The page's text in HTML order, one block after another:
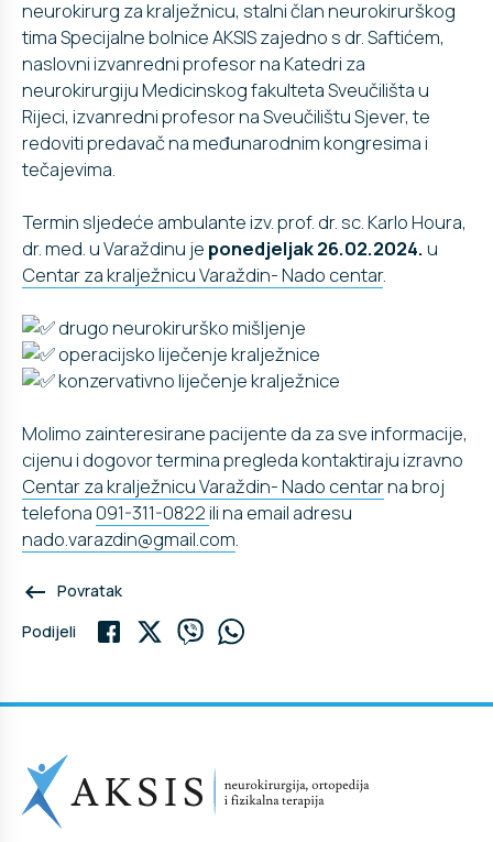
neurokirurg za kralježnicu, stalni član neurokirurškog
tima Specijalne bolnice AKSIS zajedno s dr. Saftićem,
naslovni izvanredni profesor na Katedri za
neurokirurgiju Medicinskog fakulteta Sveučilišta u
Rijeci, izvanredni profesor na Sveučilištu Sjever, te
redoviti predavač na međunarodnim kongresima i
tečajevima.
Termin sljedeće ambulante izv. prof. dr. sc. Karlo Houra,
dr. med. u Varaždinu je ponedjeljak 26.02.2024. u
Centar za kralježnicu Varaždin- Nado centar.
drugo neurokirurško mišljenje
operacijsko liječenje kralježnice
konzervativno liječenje kralježnice
Molimo zainteresirane pacijente da za sve informacije,
cijenu i dogovor termina pregleda kontaktiraju izravno
Centar za kralježnicu Varaždin- Nado centarna broj
telefona091-311-0822ili na email adresu
nado.varazdin@gmail.com
keyboard_backspace Povratak
Podijeli